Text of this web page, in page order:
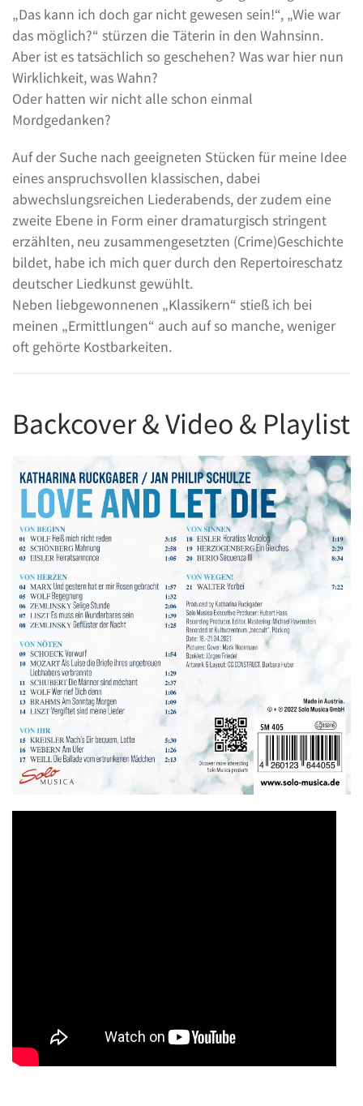
„Das kann ich doch gar nicht gewesen sein!“, „Wie war
das möglich?“ stürzen die Täterin in den Wahnsinn.
Aber ist es tatsächlich so geschehen? Was war hier nun
Wirklichkeit, was Wahn?
Oder hatten wir nicht alle schon einmal
Mordgedanken?
Auf der Suche nach geeigneten Stücken für meine Idee
eines anspruchsvollen klassischen, dabei
abwechslungsreichen Liederabends, der zudem eine
zweite Ebene in Form einer dramaturgisch stringent
erzählten, neu zusammengesetzten (Crime)Geschichte
bildet, habe ich mich quer durch den Repertoireschatz
deutscher Liedkunst gewühlt.
Neben liebgewonnenen „Klassikern“ stieß ich bei
meinen „Ermittlungen“ auch auf so manche, weniger
oft gehörte Kostbarkeiten.
Backcover & Video & Playlist